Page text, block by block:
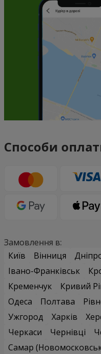
Способи
Замовлення в:
Київ
Вінниця
Івано-Франківськ
Кременчук
Кривий
Одеса
Полтава
Ужгород
Харків
Черкаси
Чернівці
Самар